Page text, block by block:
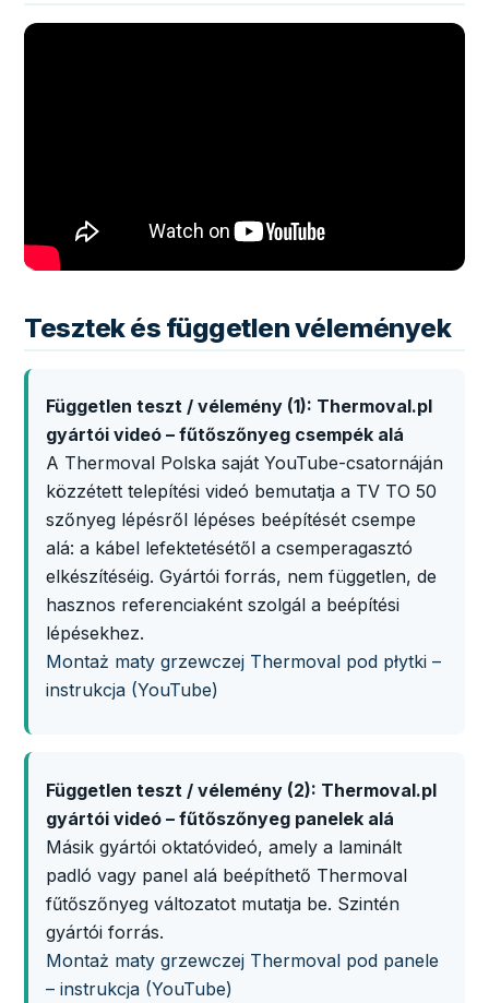
Tesztek és független vélemények
Független teszt / vélemény (1): Thermoval.pl
gyártói videó – fűtőszőnyeg csempék alá
A Thermoval Polska saját YouTube-csatornáján
közzétett telepítési videó bemutatja a TV TO 50
szőnyeg lépésről lépéses beépítését csempe
alá: a kábel lefektetésétől a csemperagasztó
elkészítéséig. Gyártói forrás, nem független, de
hasznos referenciaként szolgál a beépítési
lépésekhez.
Montaż maty grzewczej Thermoval pod płytki –
instrukcja (YouTube)
Független teszt / vélemény (2): Thermoval.pl
gyártói videó – fűtőszőnyeg panelek alá
Másik gyártói oktatóvideó, amely a laminált
padló vagy panel alá beépíthető Thermoval
fűtőszőnyeg változatot mutatja be. Szintén
gyártói forrás.
Montaż maty grzewczej Thermoval pod panele
– instrukcja (YouTube)